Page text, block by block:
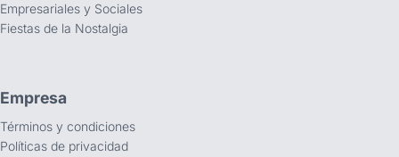
Empresariales y Sociales
Fiestas de la Nostalgia
Empresa
Términos y condiciones
Políticas de privacidad